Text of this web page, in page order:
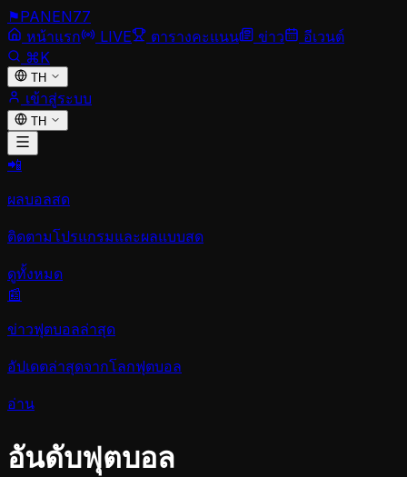
⚑PANEN77
หน้าแรก
LIVE ตารางคะแนน ข่าว
อีเวนต์
⌘K
TH
เข้าสู่ระบบ
TH
📲
ผลบอลสด
ติดตามโปรแกรมและผลแบบสด
ดูทั้งหมด
📰
ข่าวฟุตบอลล่าสุด
อัปเดตล่าสุดจากโลกฟุตบอล
อ่าน
อันดับฟุตบอล